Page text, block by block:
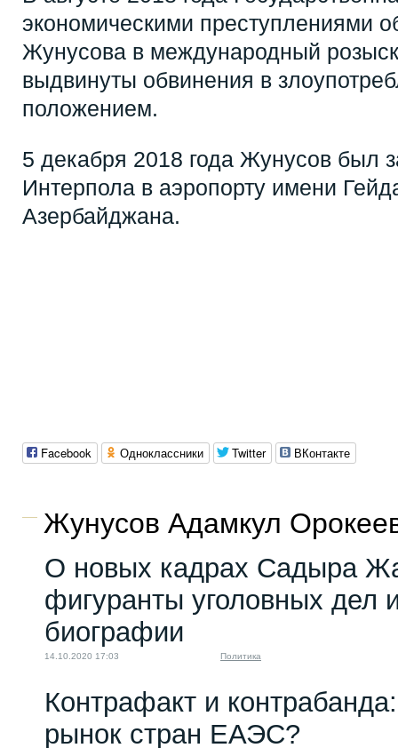
экономическими преступлениями
Жунусова в международный
выдвинуты обвинения в
положением.
5 декабря 2018 года Жунусов был
Интерпола в аэропорту имени
Азербайджана.
Facebook Одноклассники Twitter ВКонтакте
Жунусов Адамкул
О новых кадрах Садыра
фигуранты уголовных дел
биографии
14.10.2020 17:03 Политика
Контрафакт и
рынок стран ЕАЭС?